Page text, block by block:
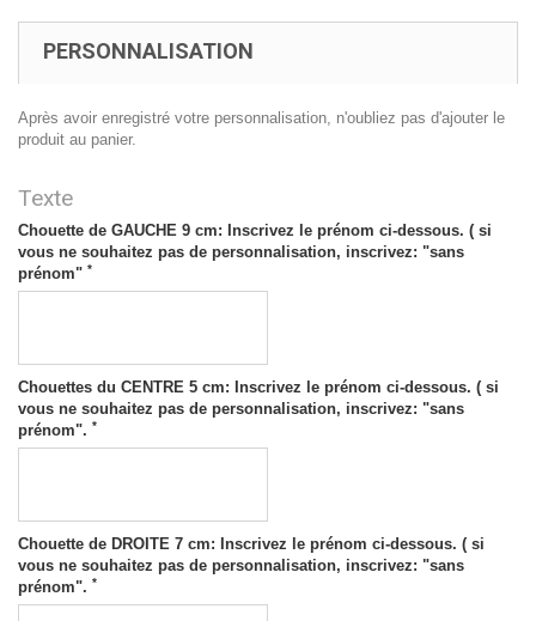
PERSONNALISATION
Après avoir enregistré votre personnalisation, n'oubliez pas d'ajouter le
produit au panier.
Texte
Chouette de GAUCHE 9 cm: Inscrivez le prénom ci-dessous. ( si
vous ne souhaitez pas de personnalisation, inscrivez: "sans
prénom" *
Chouettes du CENTRE 5 cm: Inscrivez le prénom ci-dessous. ( si
vous ne souhaitez pas de personnalisation, inscrivez: "sans
prénom". *
Chouette de DROITE 7 cm: Inscrivez le prénom ci-dessous. ( si
vous ne souhaitez pas de personnalisation, inscrivez: "sans
prénom". *